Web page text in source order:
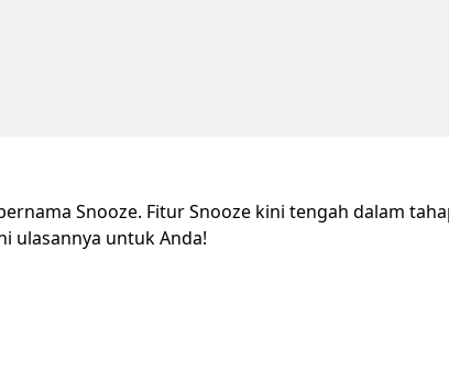
Snooze. Fitur Snooze kini tengah dalam
ulasannya untuk Anda!